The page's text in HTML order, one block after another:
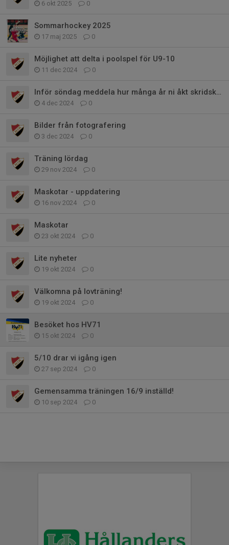
6 okt 2025 0
Sommarhockey 2025
17 maj 2025 0
Möjlighet att delta i poolspel för U9-10
11 dec 2024 0
Inför söndag meddela hur många år ni åkt skridskor
4 dec 2024 0
Bilder från fotografering
3 dec 2024 0
Träning lördag
29 nov 2024 0
Maskotar - uppdatering
16 nov 2024 0
Maskotar
23 okt 2024 0
Lite nyheter
19 okt 2024 0
Välkomna på lovträning!
19 okt 2024 0
Besöket hos HV71
15 okt 2024 0
5/10 drar vi igång igen
27 sep 2024 0
Gemensamma träningen 16/9 inställd!
10 sep 2024 0